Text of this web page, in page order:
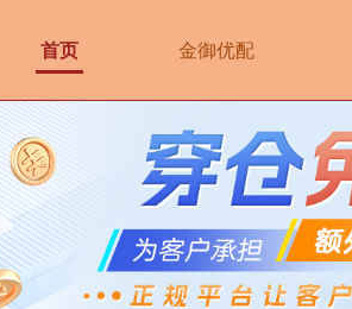
首页 金御优配